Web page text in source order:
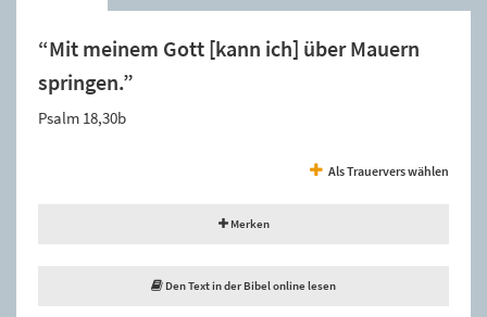
“Mit meinem Gott [kann ich] über Mauern
springen.”
Psalm 18,30b
Als Trauervers wählen
Merken
Den Text in der Bibel online lesen